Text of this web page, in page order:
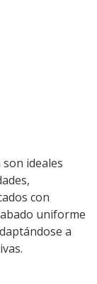
ideales
con
uniforme
a